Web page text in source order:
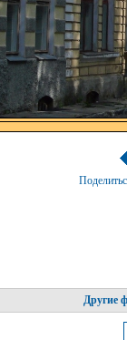
Другие